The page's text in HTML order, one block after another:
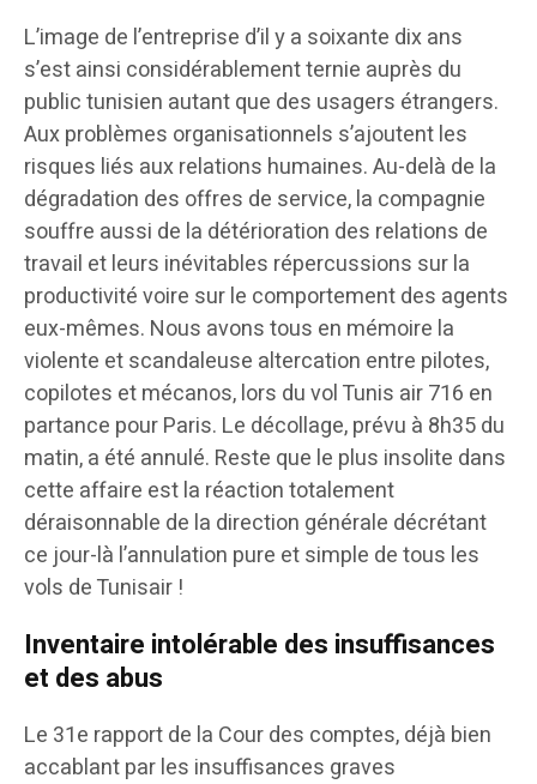
L’image de l’entreprise d’il y a soixante dix ans
s’est ainsi considérablement ternie auprès du
public tunisien autant que des usagers étrangers.
Aux problèmes organisationnels s’ajoutent les
risques liés aux relations humaines. Au-delà de la
dégradation des offres de service, la compagnie
souffre aussi de la détérioration des relations de
travail et leurs inévitables répercussions sur la
productivité voire sur le comportement des agents
eux-mêmes. Nous avons tous en mémoire la
violente et scandaleuse altercation entre pilotes,
copilotes et mécanos, lors du vol Tunis air 716 en
partance pour Paris. Le décollage, prévu à 8h35 du
matin, a été annulé. Reste que le plus insolite dans
cette affaire est la réaction totalement
déraisonnable de la direction générale décrétant
ce jour-là l’annulation pure et simple de tous les
vols de Tunisair !
Inventaire intolérable des insuffisances
et des abus
Le 31e rapport de la Cour des comptes, déjà bien
accablant par les insuffisances graves